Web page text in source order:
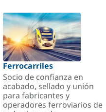
Ferrocarriles
Socio de confianza en
acabado, sellado y unión
para fabricantes y
operadores ferroviarios de